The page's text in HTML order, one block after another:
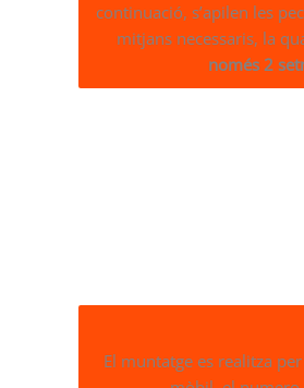
continuació, s’apilen les
mitjans necessaris, la
només 2
El muntatge es realitza